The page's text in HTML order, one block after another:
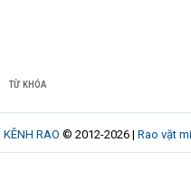
TỪ KHÓA
KÊNH RAO © 2012-2026 | Rao vặt